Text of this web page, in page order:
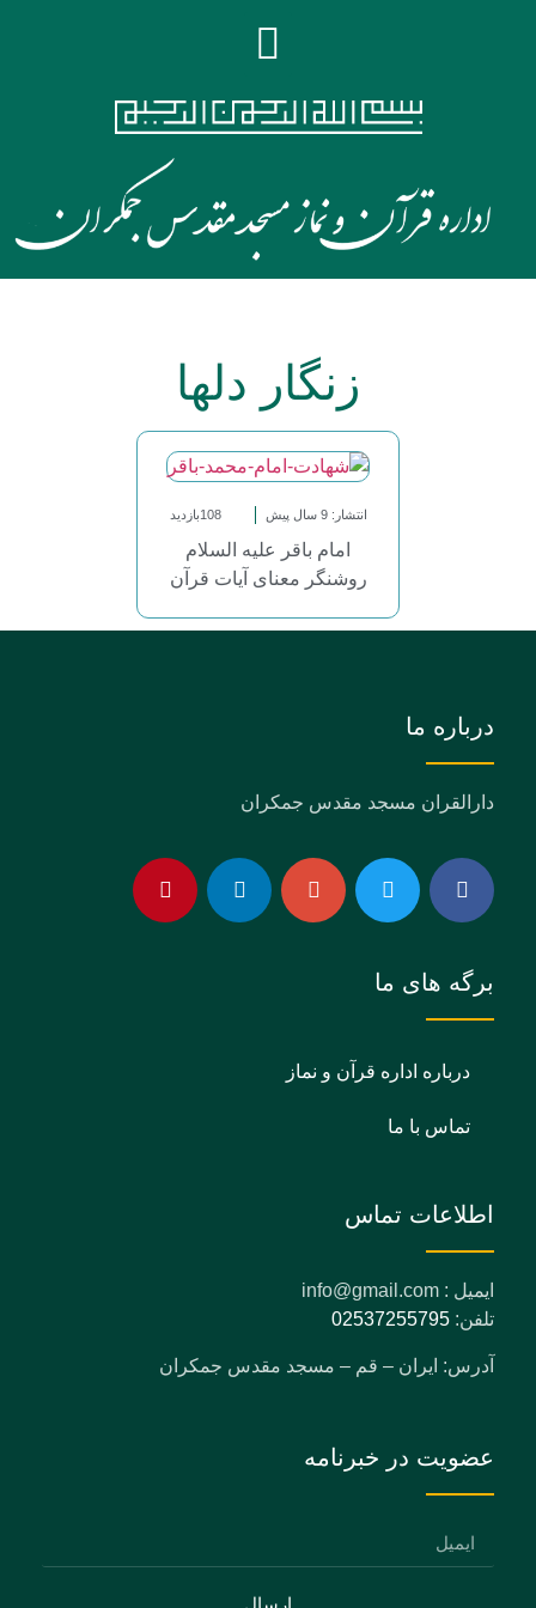
زنگار دلها
انتشار: 9 سال پیش 108بازدید
امام باقر علیه السلام
روشنگر معنای آیات قرآن
درباره ما
دارالقران مسجد مقدس جمکران
برگه های ما
درباره اداره قرآن و نماز
تماس با ما
اطلاعات تماس
ایمیل : info@gmail.com
تلفن: 02537255795
آدرس: ایران – قم – مسجد مقدس جمکران
عضویت در خبرنامه
ارسال